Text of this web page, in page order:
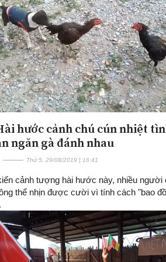
Đăng
hước cảnh chú cún nhiệt
ngăn gà đánh nhau
Thứ 5, 29/08/2019 | 16:41
cảnh tượng hài hước này, nhiều người
thể nhịn được cười vì tính cách "bao